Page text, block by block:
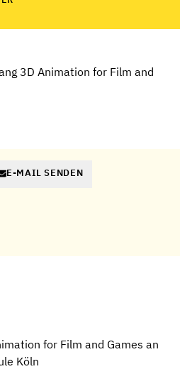
3D Animation for Film and
E-MAIL SENDEN
for Film and Games an
Köln